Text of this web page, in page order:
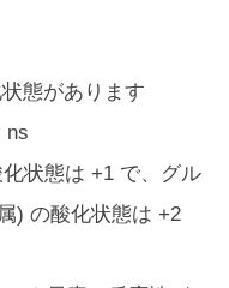
態があります
ns
状態は +1 で、グル
) の酸化状態は +2